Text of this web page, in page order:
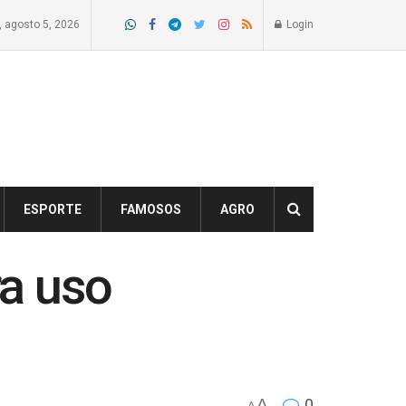
agosto 5, 2026 Login
ESPORTE FAMOSOS AGRO
uso